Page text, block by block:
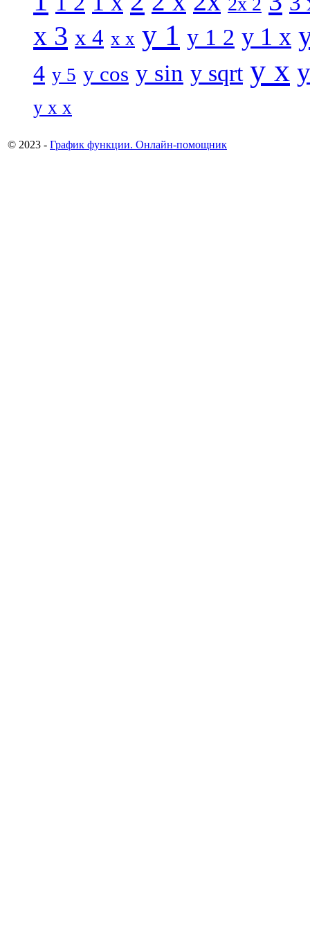
x 3 x 4 x x y 1 y 1 2 y 1 x
4 y 5 y cos y sin y sqrt y x
y x x
© 2023 - График функции. Онлайн-помощник